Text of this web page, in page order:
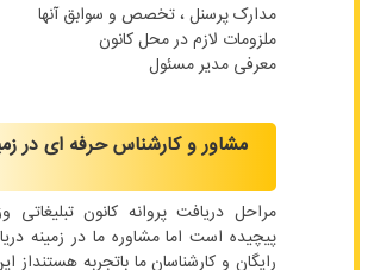
مدارک پرسنل ، تخصص و سوابق آنها
ملزومات لازم در محل کانون
معرفی مدیر مسئول
مشاور و کارشناس حرفه ای در
مراحل دریافت پروانه کانون تبلیغاتی
پیچیده است اما مشاوره ما در زمینه
رایگان و کارشناسان ما باتجربه هستنداز